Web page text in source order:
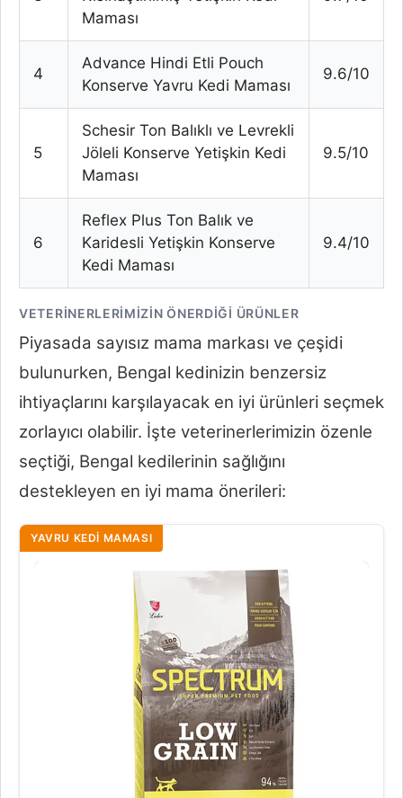
Maması
4
Advance Hindi Etli Pouch
Konserve Yavru Kedi Maması
9.6/10
5
Schesir Ton Balıklı ve Levrekli
Jöleli Konserve Yetişkin Kedi
Maması
9.5/10
6
Reflex Plus Ton Balık ve
Karidesli Yetişkin Konserve
Kedi Maması
9.4/10
VETERINERLERIMIZIN ÖNERDIĞI ÜRÜNLER
Piyasada sayısız mama markası ve çeşidi
bulunurken, Bengal kedinizin benzersiz
ihtiyaçlarını karşılayacak en iyi ürünleri seçmek
zorlayıcı olabilir. İşte veterinerlerimizin özenle
seçtiği, Bengal kedilerinin sağlığını
destekleyen en iyi mama önerileri:
YAVRU KEDI MAMASI